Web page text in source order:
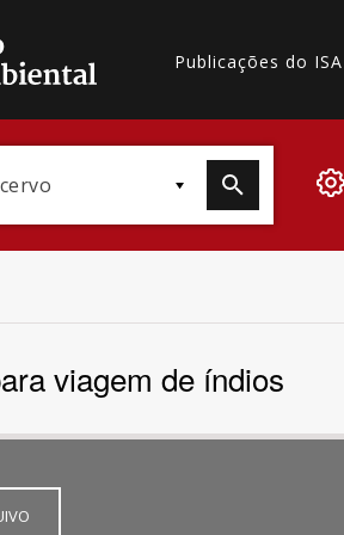
Publicações do ISA
/ Bacia
viagem de índios